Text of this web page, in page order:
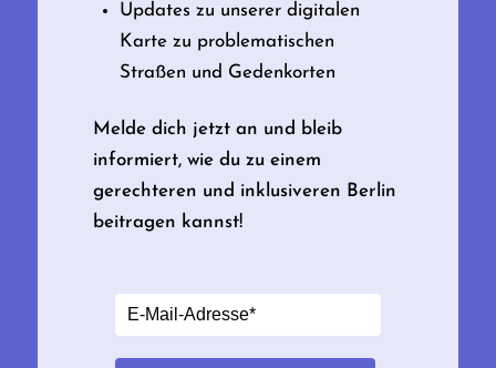
Updates zu unserer digitalen
Karte zu problematischen
Straßen und Gedenkorten
Melde dich jetzt an und bleib
informiert, wie du zu einem
gerechteren und inklusiveren Berlin
beitragen kannst!